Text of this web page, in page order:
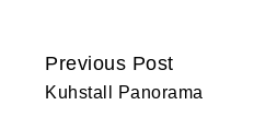
Continue
Reading
Previous Post
Kuhstall Panorama